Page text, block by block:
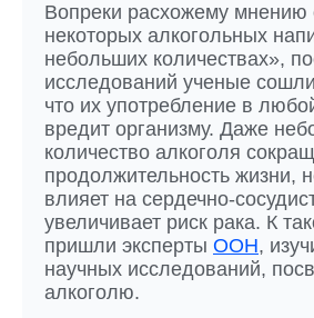
Вопреки расхожему мнению
некоторых алкогольных
небольших количествах»,
исследований ученые
что их употребление в
вредит организму. Даже
количество алкоголя
продолжительность жизни,
влияет на сердечно-
увеличивает риск рака. К
пришли эксперты ООН,
научных исследований,
алкоголю.